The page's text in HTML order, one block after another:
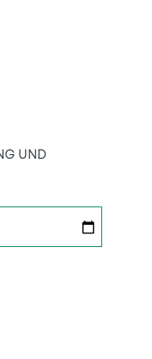
UND